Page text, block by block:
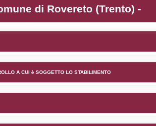
WHERE `userlevelid` = -2,
Products